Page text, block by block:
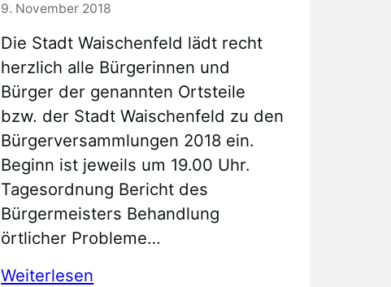
9. November 2018
Die Stadt Waischenfeld lädt recht
herzlich alle Bürgerinnen und
Bürger der genannten Ortsteile
bzw. der Stadt Waischenfeld zu den
Bürgerversammlungen 2018 ein.
Beginn ist jeweils um 19.00 Uhr.
Tagesordnung Bericht des
Bürgermeisters Behandlung
örtlicher Probleme…
Weiterlesen